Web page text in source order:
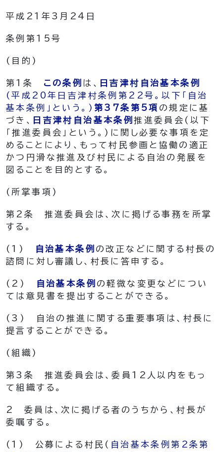
平成21年3月24日
条例第15号
(目的)
第1条 この条例 は、
日吉津村自治基本条例
(平成20年日吉津村条例第22号。以下「自治
基本条例」という。) 第37条第5項 の規定に基
づき、
日吉津村自治基本条例推進委員会 (以下
「推進委員会」という。) に関し必要な事項を定
めることにより、もって村民参画と協働の適正
かつ円滑な推進及び村民による自治の発展を
図ることを目的とする。
(所掌事項)
第2条
推進委員会は、次に掲げる事務を所掌
する。
(1) 自治基本条例 の改正などに関する村長の
諮問に対し審議し、村長に答申する。
(2) 自治基本条例 の軽微な変更などについ
ては意見書を提出することができる。
(3)
自治の推進に関する重要事項は、村長に
提言することができる。
(組織)
第3条
推進委員会は、委員12人以内をもっ
て組織する。
2
委員は、次に掲げる者のうちから、村長が
委嘱する。
(1) 公募による村民 ( 自治基本条例第2条第